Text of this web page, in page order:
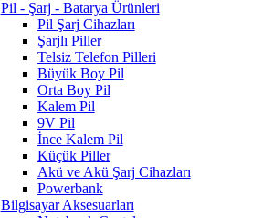
Pil - Şarj - Batarya Ürünleri
Pil Şarj Cihazları
Şarjlı Piller
Telsiz Telefon Pilleri
Büyük Boy Pil
Orta Boy Pil
Kalem Pil
9V Pil
İnce Kalem Pil
Küçük Piller
Akü ve Akü Şarj Cihazları
Powerbank
Bilgisayar Aksesuarları